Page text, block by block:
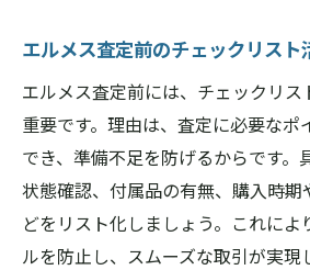
エルメス査定前のチェックリスト
エルメス査定前には、チェックリ
重要です。理由は、査定に必要なポ
でき、準備不足を防げるからです。
状態確認、付属品の有無、購入時期
どをリスト化しましょう。これに
ルを防止し、スムーズな取引が実現